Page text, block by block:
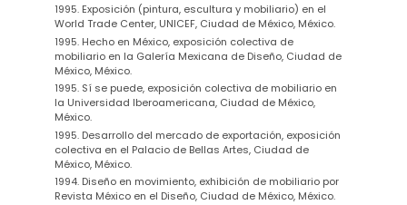
1995. Exposición (pintura, escultura y mobiliario) en el
World Trade Center, UNICEF, Ciudad de México, México.
1995. Hecho en México, exposición colectiva de
mobiliario en la Galería Mexicana de Diseño, Ciudad de
México, México.
1995. Sí se puede, exposición colectiva de mobiliario en
la Universidad Iberoamericana, Ciudad de México,
México.
1995. Desarrollo del mercado de exportación, exposición
colectiva en el Palacio de Bellas Artes, Ciudad de
México, México.
1994. Diseño en movimiento, exhibición de mobiliario por
Revista México en el Diseño, Ciudad de México, México.